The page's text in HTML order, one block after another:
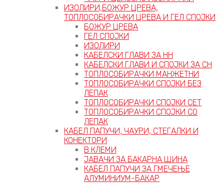
ИЗОЛИРИ,БОЖУР ЦРЕВА,
ТОПЛОСОБИРАЧКИ ЦРЕВА И ГЕЛ СПОЈКИ
БОЖУР ЦРЕВА
ГЕЛ СПОЈКИ
ИЗОЛИРИ
КАБЕЛСКИ ГЛАВИ ЗА НН
КАБЕЛСКИ ГЛАВИ И СПОЈКИ ЗА СН
ТОПЛОСОБИРАЧКИ МАНЖЕТНИ
ТОПЛОСОБИРАЧКИ СПОЈКИ БЕЗ
ЛЕПАК
ТОПЛОСОБИРАЧКИ СПОЈКИ СЕТ
ТОПЛОСОБИРАЧКИ СПОЈКИ СО
ЛЕПАК
КАБЕЛ ПАПУЧИ, ЧАУРИ, СТЕГАЛКИ И
КОНЕКТОРИ
В КЛЕМИ
ЈАВАЧИ ЗА БАКАРНА ШИНА
КАБЕЛ ПАПУЧИ ЗА ГМЕЧЕЊЕ
АЛУМИНИУМ-БАКАР